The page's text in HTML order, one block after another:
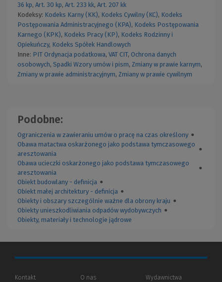
36 kp, Art. 30 kp, Art. 233 kk, Art. 207 kk
Kodeksy: Kodeks Karny (KK), Kodeks Cywilny (KC), Kodeks
Postępowania Administracyjnego (KPA), Kodeks Postępowania
Karnego (KPK), Kodeks Pracy (KP), Kodeks Rodzinny i
Opiekuńczy, Kodeks Spółek Handlowych
Inne: PIT Ordynacja podatkowa, VAT CIT, Ochrona danych
osobowych, Spadki Wzory umów i pism, Zmiany w prawie karnym,
Zmiany w prawie administracyjnym, Zmiany w prawie cywilnym
Podobne:
Ograniczenia w zawieraniu umów o pracę na czas określony ●
Obawa matactwa oskarżonego jako podstawa tymczasowego
aresztowania
●
Obawa ucieczki oskarżonego jako podstawa tymczasowego
aresztowania
●
Obiekt budowlany - definicja ●
Obiekt małej architektury - definicja ●
Obiekty i obszary szczególnie ważne dla obrony kraju ●
Obiekty unieszkodliwiania odpadów wydobywczych ●
Obiekty, materiały i technologie jądrowe
Kontakt
O nas
Wydawnictwa